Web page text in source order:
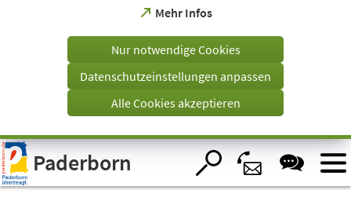
Visuelle
Assistenzsoftware
öffnen.
Mehr Infos
(Öffnet
einem
Tab)
Nur notwendige Cookies
Datenschutzeinstellungen anpassen
Alle Cookies akzeptieren
Paderborn